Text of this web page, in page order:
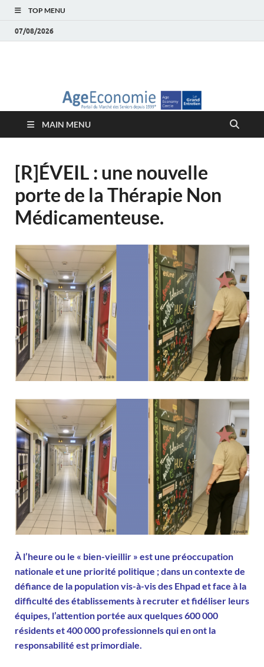
TOP MENU
07/08/2026
économie – Marché
des Seniors
MAIN MENU
[R]ÉVEIL : une nouvelle
porte de la Thérapie Non
Médicamenteuse.
À l’heure ou le « bien-vieillir » est une préoccupation
nationale et une priorité politique ; dans un contexte de
défiance de la population vis-à-vis des Ehpad et face à la
difficulté des établissements à recruter et fidéliser leurs
équipes, l’attention portée aux quelques 600 000
résidents et 400 000 professionnels qui en ont la
responsabilité est primordiale.